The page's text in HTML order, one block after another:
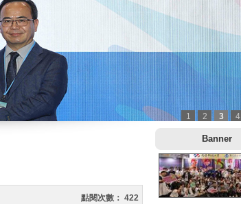
1 2 3 4
點閱次數： 422
Banner